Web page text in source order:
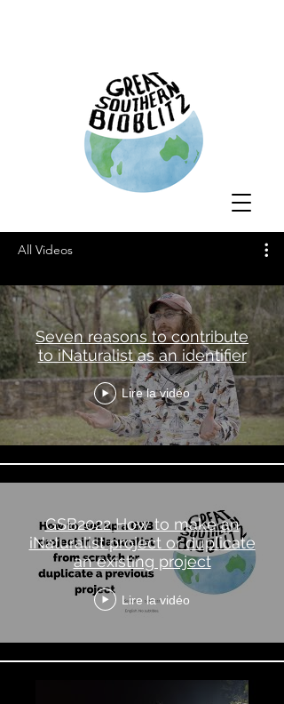
All Videos
Seven reasons to contribute
to iNaturalist as an identifier
Lire la vidéo
GSB2022 How to make an
iNaturalist project or duplicate
an existing project
Lire la vidéo